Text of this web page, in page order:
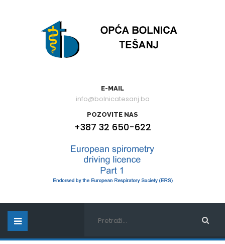
E-MAIL
info@bolnicatesanj.ba
POZOVITE NAS
+387 32 650-622